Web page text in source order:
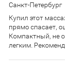
Санкт-Петербург
Купил этот
прямо спасает,
Компактный, не
легким.